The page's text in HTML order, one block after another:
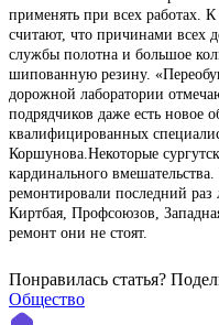
применять при всех работах.
считают, что причинами всех
службы полотна и большое
шипованную резину.
дорожной лаборатории
подрядчиков даже есть новое
квалифицированных
Коршунова.Некоторые
кардинального
ремонтировали последний раз
Киртбая, Профсоюзов,
ремонт они не стоят.
Понравилась статья?
Общество